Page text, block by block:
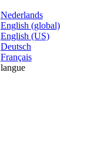
Nederlands
English (global)
English (US)
Deutsch
Français
langue